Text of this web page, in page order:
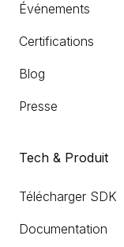
Événements
Certifications
Blog
Presse
Tech & Produit
Télécharger SDK
Documentation